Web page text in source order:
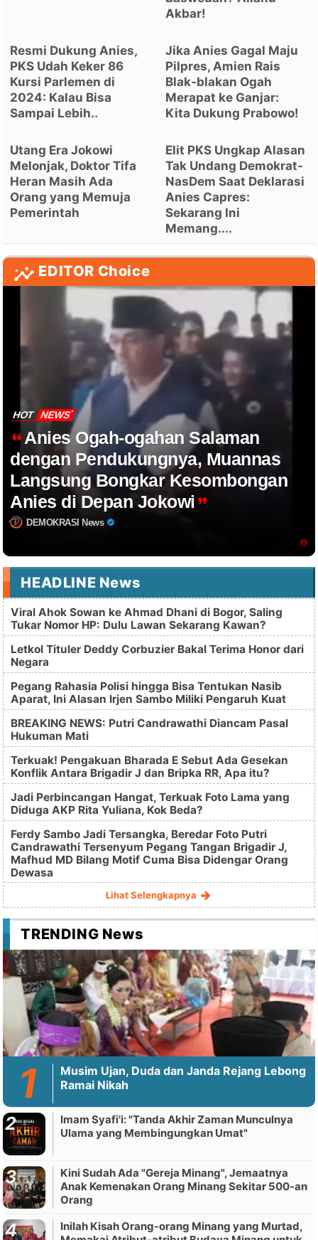
Akbar!
Resmi Dukung Anies,
PKS Udah Keker 86
Kursi Parlemen di
2024: Kalau Bisa
Sampai Lebih..
Jika Anies Gagal Maju
Pilpres, Amien Rais
Blak-blakan Ogah
Merapat ke Ganjar:
Kita Dukung Prabowo!
Utang Era Jokowi
Melonjak, Doktor Tifa
Heran Masih Ada
Orang yang Memuja
Pemerintah
Elit PKS Ungkap Alasan
Tak Undang Demokrat-
NasDem Saat Deklarasi
Anies Capres:
Sekarang Ini
Memang....
EDITOR Choice
HOT NEWS
Anies Ogah-ogahan Salaman
dengan Pendukungnya, Muannas
Langsung Bongkar Kesombongan
Anies di Depan Jokowi
DEMOKRASI News
HEADLINE News
Viral Ahok Sowan ke Ahmad Dhani di Bogor, Saling
Tukar Nomor HP: Dulu Lawan Sekarang Kawan?
Letkol Tituler Deddy Corbuzier Bakal Terima Honor dari
Negara
Pegang Rahasia Polisi hingga Bisa Tentukan Nasib
Aparat, Ini Alasan Irjen Sambo Miliki Pengaruh Kuat
BREAKING NEWS: Putri Candrawathi Diancam Pasal
Hukuman Mati
Terkuak! Pengakuan Bharada E Sebut Ada Gesekan
Konflik Antara Brigadir J dan Bripka RR, Apa itu?
Jadi Perbincangan Hangat, Terkuak Foto Lama yang
Diduga AKP Rita Yuliana, Kok Beda?
Ferdy Sambo Jadi Tersangka, Beredar Foto Putri
Candrawathi Tersenyum Pegang Tangan Brigadir J,
Mafhud MD Bilang Motif Cuma Bisa Didengar Orang
Dewasa
Lihat Selengkapnya
TRENDING News
Musim Ujan, Duda dan Janda Rejang Lebong
Ramai Nikah
Imam Syafi'i: "Tanda Akhir Zaman Munculnya
Ulama yang Membingungkan Umat"
Kini Sudah Ada "Gereja Minang", Jemaatnya
Anak Kemenakan Orang Minang Sekitar 500-an
Orang
Inilah Kisah Orang-orang Minang yang Murtad,